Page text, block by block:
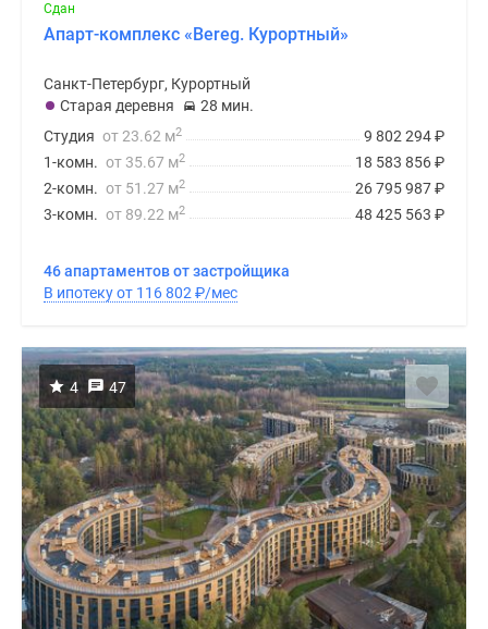
Сдан
Апарт-комплекс «Bereg. Курортный»
Санкт-Петербург, Курортный
Старая деревня
28 мин.
9 802 294₽
Студия от 23.62 м2
18 583 856₽
1-комн. от 35.67 м2
26 795 987₽
2-комн. от 51.27 м2
48 425 563 ₽
3-комн. от 89.22 м2
46 апартаментов от застройщика
В ипотеку от 116 802 ₽/мес
4 47